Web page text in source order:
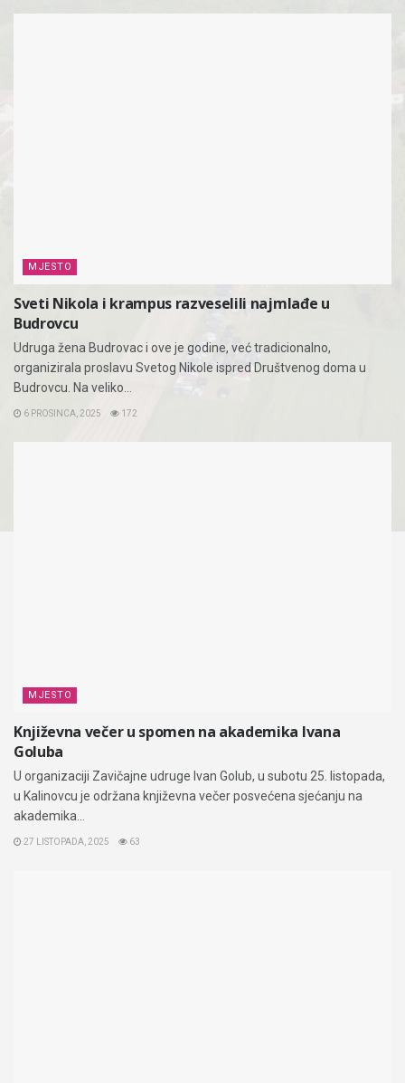
MJESTO
Sveti Nikola i krampus razveselili najmlađe u
Budrovcu
Udruga žena Budrovac i ove je godine, već tradicionalno,
organizirala proslavu Svetog Nikole ispred Društvenog doma u
Budrovcu. Na veliko...
6 PROSINCA, 2025 172
MJESTO
Književna večer u spomen na akademika Ivana
Goluba
U organizaciji Zavičajne udruge Ivan Golub, u subotu 25. listopada,
u Kalinovcu je održana književna večer posvećena sjećanju na
akademika...
27 LISTOPADA, 2025 63